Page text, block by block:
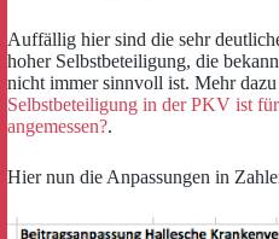
Auffällig hier sind die sehr
hoher Selbstbeteiligung, die
nicht immer sinnvoll ist. Mehr
Selbstbeteiligung in der PKV ist
angemessen?.
Hier nun die Anpassungen in